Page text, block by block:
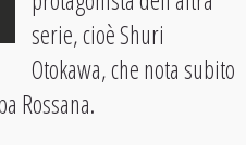
serie, cioè Shuri
Otokawa, che nota subito
Rossana.